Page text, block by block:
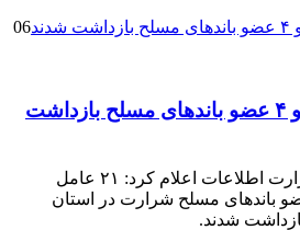
06
۲۱ عامل موساد و ۴ عضو باند‌های مسلح بازداشت
محمودآباد آنلاین : وزارت اطلاعات اعلام کرد: ۲۱ عامل
عضو باند‌های مسلح شرارت در استان
شدند.